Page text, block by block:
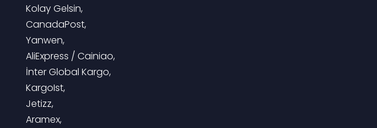
Kolay Gelsin,
CanadaPost,
Yanwen,
AliExpress / Cainiao,
İnter Global Kargo,
KargoIst,
Jetizz,
Aramex,